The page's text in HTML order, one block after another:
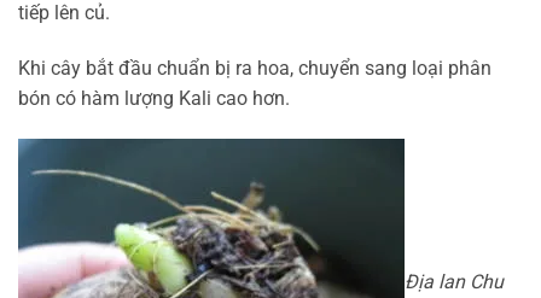
tiếp lên củ.
Khi cây bắt đầu chuẩn bị ra hoa, chuyển sang loại phân
bón có hàm lượng Kali cao hơn.
Địa lan Chu